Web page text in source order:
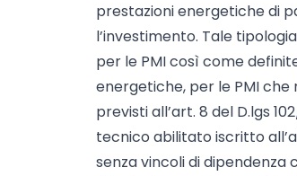
prestazioni energetiche di
l’investimento. Tale
per le PMI così come
energetiche, per le PMI
previsti all’art. 8 del D.lgs
tecnico abilitato iscritto
senza vincoli di dipendenza